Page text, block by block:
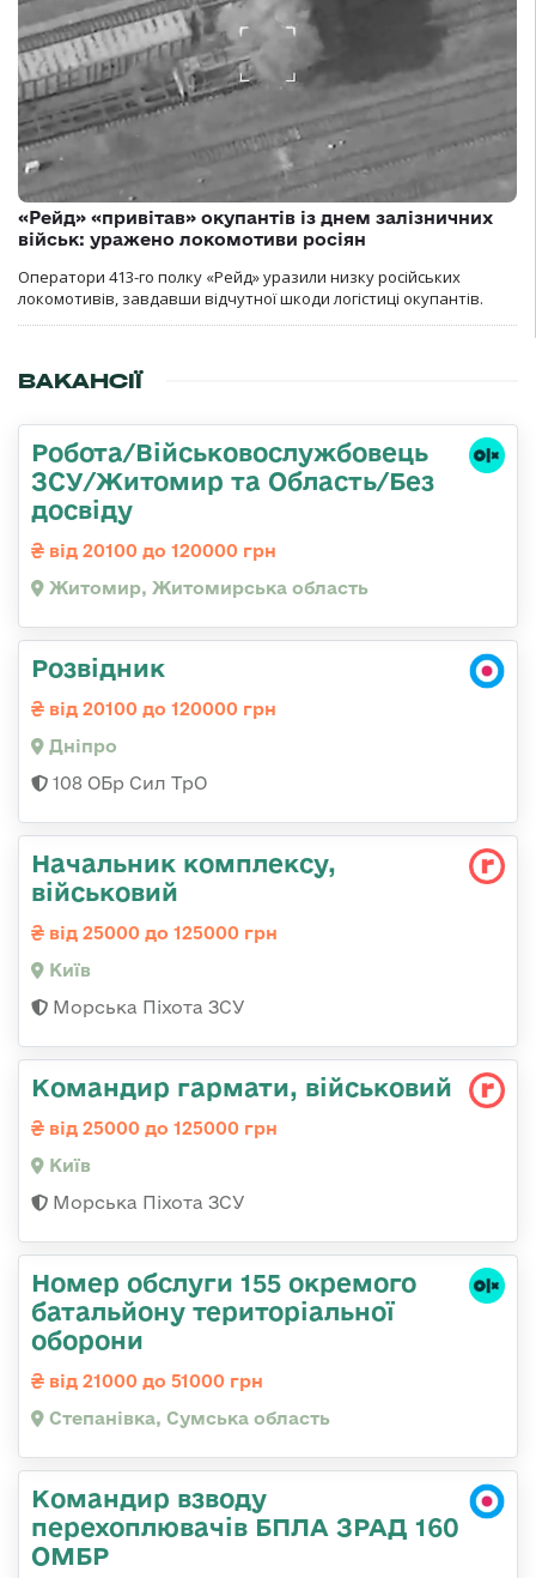
«Рейд» «привітав» окупантів із днем залізничних
військ: уражено локомотиви росіян
Оператори 413-го полку «Рейд» уразили низку російських
локомотивів, завдавши відчутної шкоди логістиці окупантів.
ВАКАНСІЇ
Робота/Військовослужбовець
ЗСУ/Житомир та Область/Без
досвіду
від 20100 до 120000 грн
Житомир, Житомирська область
Розвідник
від 20100 до 120000 грн
Дніпро
108 ОБр Сил ТрО
Начальник комплексу,
військовий
від 25000 до 125000 грн
Київ
Морська Піхота ЗСУ
Командиp гаpмати, військовий
від 25000 до 125000 грн
Київ
Морська Піхота ЗСУ
Номер обслуги 155 окремого
батальйону територіальної
оборони
від 21000 до 51000 грн
Степанівка, Сумська область
Командир взводу
перехоплювачів БПЛА ЗРАД 160
ОМБР